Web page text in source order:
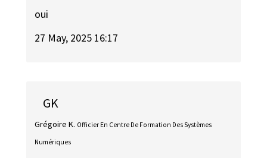
oui
27 May, 2025 16:17
GK
Grégoire K. Officier En Centre De Formation Des Systèmes
Numériques